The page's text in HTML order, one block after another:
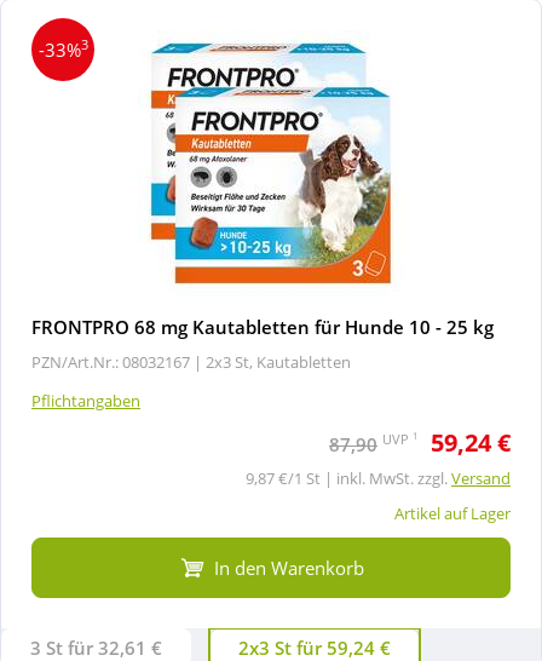
-33%3
FRONTPRO 68 mg Kautabletten für Hunde 10 - 25 kg
PZN/Art.Nr.: 08032167 | 2x3 St, Kautabletten
Pflichtangaben
87,90 UVP 1 59,24 €
9,87 €/1 St | inkl. MwSt. zzgl.Versand
Artikel auf Lager
In den Warenkorb
3 St für 32,61 € 2x3 St für 59,24 €